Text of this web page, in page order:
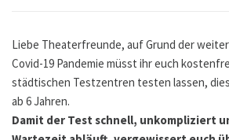
Liebe Theaterfreunde, auf Grund der
Covid-19 Pandemie müsst ihr euch
städtischen Testzentren testen lassen,
ab 6 Jahren.
Damit der Test schnell, unkompliziert